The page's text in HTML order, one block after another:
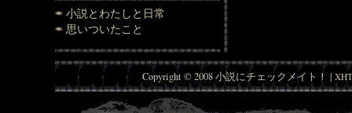
小説とわたしと日常
思いついたこと
Copyright © 2008 小説にチェックメイト！ |